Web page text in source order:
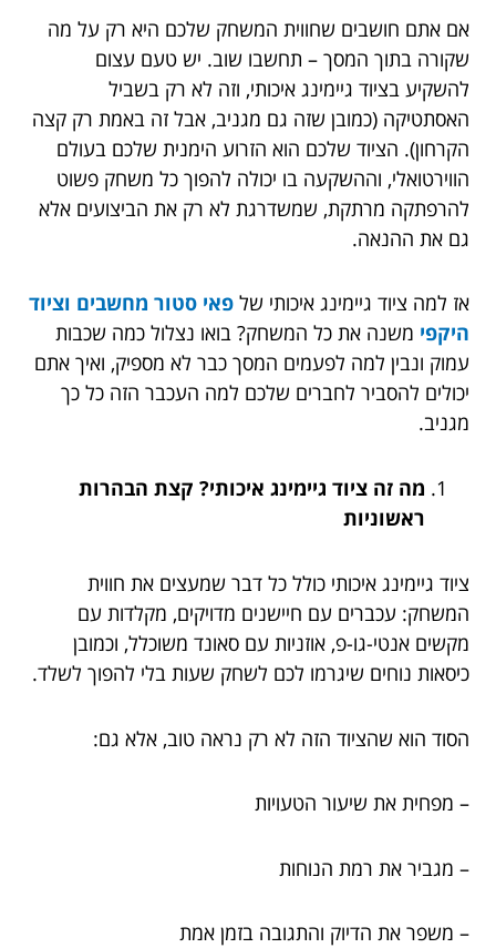
אם אתם חושבים שחווית המשחק שלכם היא רק על מה
שקורה בתוך המסך – תחשבו שוב. יש טעם עצום
להשקיע בציוד גיימינג איכותי, וזה לא רק בשביל
האסתטיקה (כמובן שזה גם מגניב, אבל זה באמת רק קצה
הקרחון). הציוד שלכם הוא הזרוע הימנית שלכם בעולם
הווירטואלי, וההשקעה בו יכולה להפוך כל משחק פשוט
להרפתקה מרתקת, שמשדרגת לא רק את הביצועים אלא
גם את ההנאה.
אז למה ציוד גיימינג איכותי של פאי סטור מחשבים וציוד
היקפי משנה את כל המשחק? בואו נצלול כמה שכבות
עמוק ונבין למה לפעמים המסך כבר לא מספיק, ואיך אתם
יכולים להסביר לחברים שלכם למה העכבר הזה כל כך
מגניב.
מה זה ציוד גיימינג איכותי? קצת הבהרות
ראשוניות
ציוד גיימינג איכותי כולל כל דבר שמעצים את חווית
המשחק: עכברים עם חיישנים מדויקים, מקלדות עם
מקשים אנטי-גו-פ, אוזניות עם סאונד משוכלל, וכמובן
כיסאות נוחים שיגרמו לכם לשחק שעות בלי להפוך לשלד.
הסוד הוא שהציוד הזה לא רק נראה טוב, אלא גם:
– מפחית את שיעור הטעויות
– מגביר את רמת הנוחות
– משפר את הדיוק והתגובה בזמן אמת